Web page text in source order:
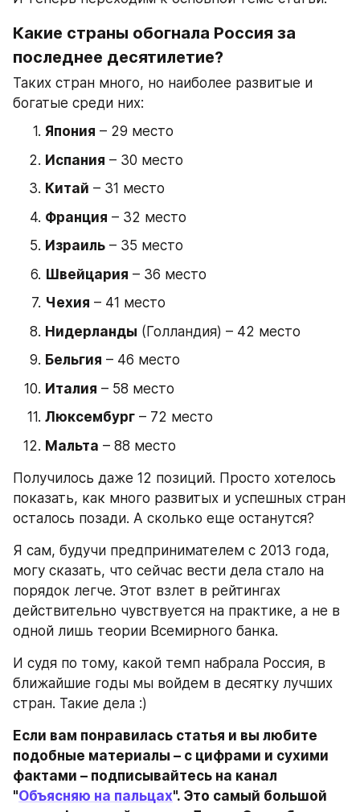
Какие страны обогнала Россия за
последнее десятилетие?
Таких стран много, но наиболее развитые и
богатые среди них:
Япония – 29 место
Испания – 30 место
Китай – 31 место
Франция – 32 место
Израиль – 35 место
Швейцария – 36 место
Чехия – 41 место
Нидерланды (Голландия) – 42 место
Бельгия – 46 место
Италия – 58 место
Люксембург – 72 место
Мальта – 88 место
Получилось даже 12 позиций. Просто хотелось
показать, как много развитых и успешных стран
осталось позади. А сколько еще останутся?
Я сам, будучи предпринимателем с 2013 года,
могу сказать, что сейчас вести дела стало на
порядок легче. Этот взлет в рейтингах
действительно чувствуется на практике, а не в
одной лишь теории Всемирного банка.
И судя по тому, какой темп набрала Россия, в
ближайшие годы мы войдем в десятку лучших
стран. Такие дела :)
Если вам понравилась статья и вы любите
подобные материалы – с цифрами и сухими
фактами – подписывайтесь на канал
"Объясняю на пальцах". Это самый большой